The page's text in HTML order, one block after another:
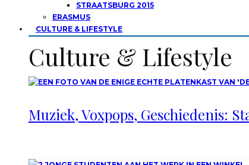
STRAATSBURG 2015
ERASMUS
CULTURE & LIFESTYLE
Culture & Lifestyle
Muziek, Voxpops, Geschiedenis: